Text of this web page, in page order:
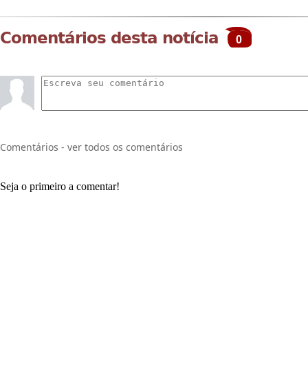
Comentários desta notícia 0
Comentários - ver todos os comentários
Seja o primeiro a comentar!